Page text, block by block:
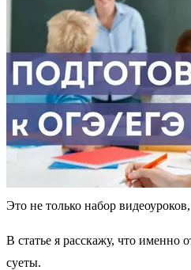
Это не только набор
В статье я расскажу, что именно
суеты.